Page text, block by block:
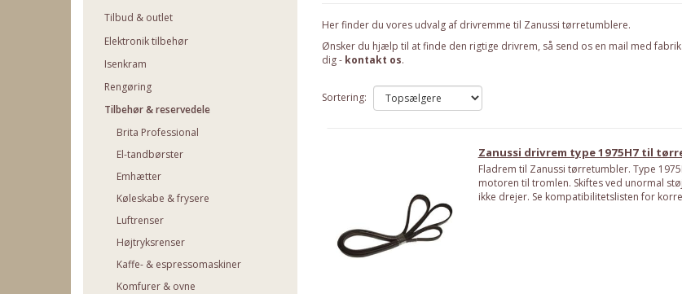
Tilbud & outlet
Elektronik tilbehør
Isenkram
Rengøring
Tilbehør & reservedele
Brita Professional
El-tandbørster
Emhætter
Køleskabe & frysere
Luftrenser
Højtryksrenser
Kaffe- & espressomaskiner
Komfurer & ovne
Her finder du vores udvalg af drivremme til Zanussi tørretumblere.
Ønsker du hjælp til at finde den rigtige drivrem, så send os en mail med
dig - kontakt os.
Sortering:
Zanussi drivrem type 1975H7 til
Fladrem til Zanussi tørretumbler. Type
motoren til tromlen. Skiftes ved unormal
ikke drejer. Se kompatibilitetslisten for